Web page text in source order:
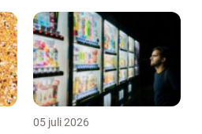
05 juli 2026